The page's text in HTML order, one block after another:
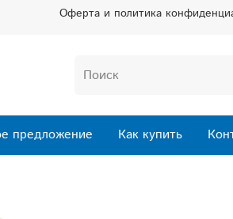
Оферта и политика
предложение Как купить